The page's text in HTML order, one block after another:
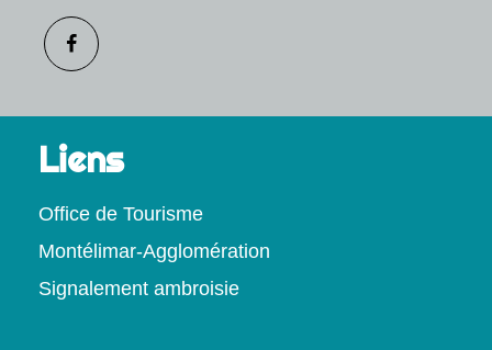
Liens
Office de Tourisme
Montélimar-Agglomération
Signalement ambroisie